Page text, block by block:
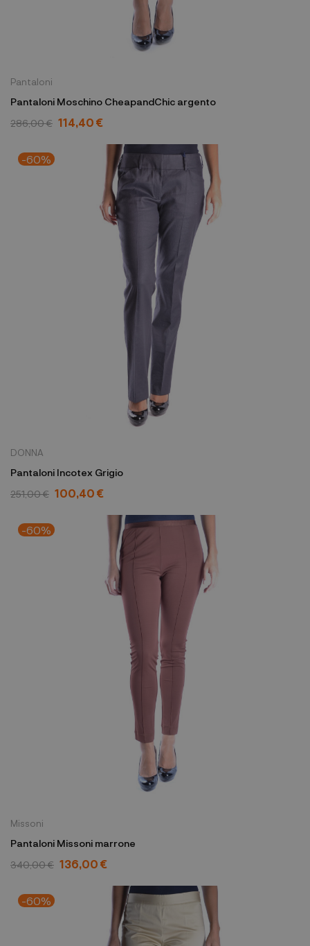
Pantaloni
Pantaloni Moschino CheapandChic argento
286,00 € 114,40 €
-60%
DONNA
Pantaloni Incotex Grigio
251,00 € 100,40 €
-60%
Missoni
Pantaloni Missoni marrone
340,00 € 136,00 €
-60%